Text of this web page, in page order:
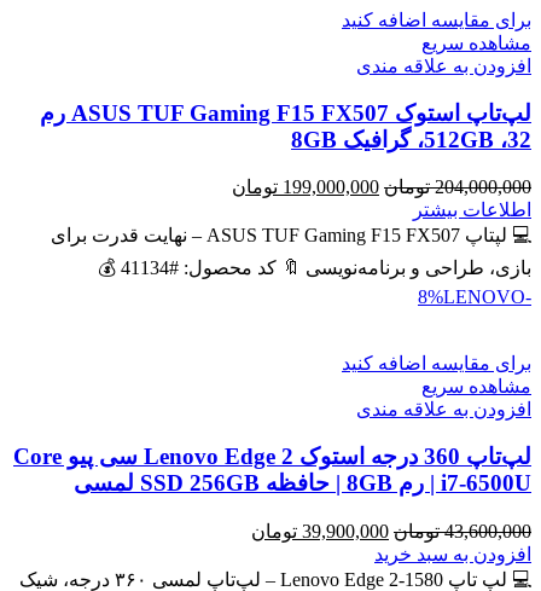
برای مقایسه اضافه کنید
مشاهده سریع
افزودن به علاقه مندی
لپ‌تاپ استوک ASUS TUF Gaming F15 FX507 رم
32، 512GB، گرافیک 8GB
204,000,000 تومان قیمت
204,000,000 تومان
199,000,000 تومان
199,000,000 تومان
است.
اطلاعات بیشتر
💻 لپتاپ ASUS TUF Gaming F15 FX507 – نهایت قدرت برای
بازی، طراحی و برنامه‌نویسی 🔖 کد محصول: #41134 💰
-8%
LENOVO
برای مقایسه اضافه کنید
مشاهده سریع
افزودن به علاقه مندی
لپ‌تاپ 360 درجه استوک Lenovo Edge 2 سی پیو Core
i7-6500U | رم 8GB | حافظه SSD 256GB لمسی
43,600,000 تومان قیمت
اصلی
43,600,000 تومان
39,900,000 تومان
39,900,000 تومان
افزودن به سبد خرید
💻 لپ تاپ Lenovo Edge 2-1580 – لپ‌تاپ لمسی ۳۶۰ درجه، شیک